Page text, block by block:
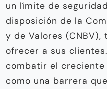
un límite de
disposición de la
y de Valores (CNBV),
ofrecer a sus
combatir el
como una barrera